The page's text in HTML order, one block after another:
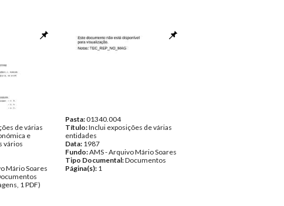
de várias
e
vários
Mário Soares
1 PDF)
Pasta:01340.004
Título:Inclui exposições de várias
entidades
Data: 1987
Fundo:AMS - Arquivo Mário Soares
Tipo Documental:Documentos
Página(s): 1